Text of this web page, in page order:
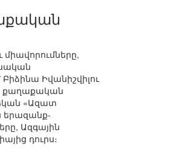
Իվանիշվիլու
քաղաքական
եկան «Ազատ
երազանք-
Ազգային
դուրս։